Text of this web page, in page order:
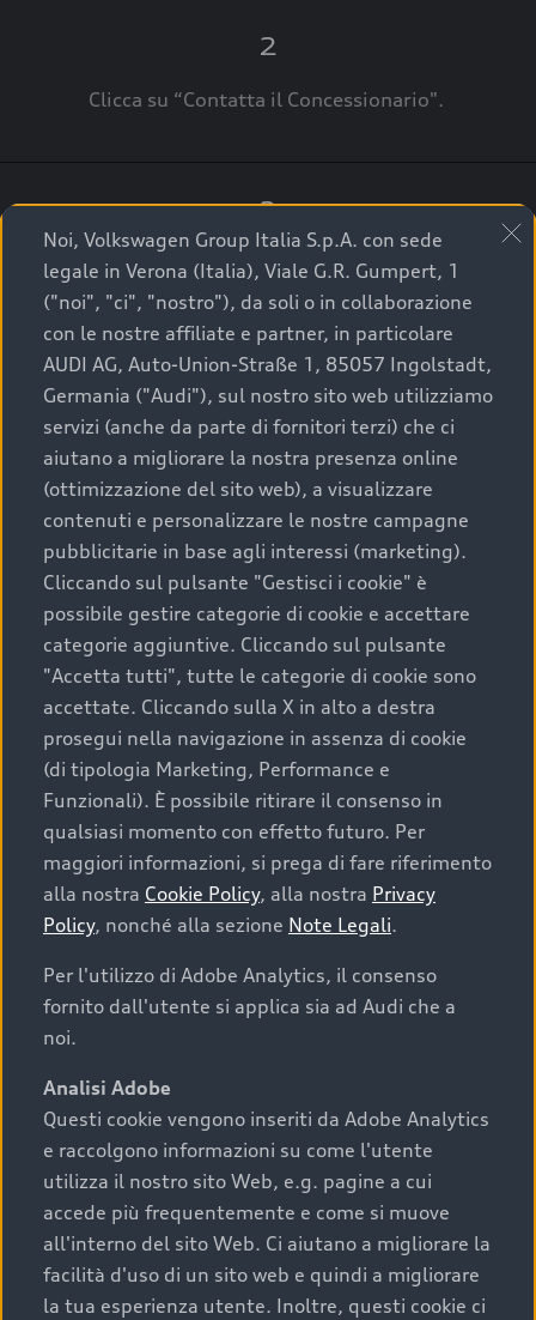
2
Clicca su “Contatta il Concessionario".
3
A breve verrai ricontattato dal Customer Care
Audi Center o direttamente dal Concessionario
che ti supporterà per finalizzare la tua richiesta.
La qualità di acquistare
un’auto usata Audi
Scegliere un’auto usata è una decisione che coniuga
convenienza, affidabilità e sostenibilità. Per fare un
acquisto sicuro, è essenziale considerare aspetti
determinanti come la garanzia inclusa e l’affidabilità del
marchio. Audi offre l’auto usata perfetta tramite Audi
Prima Scelta :plus
Cosa sapere prima di
acquistare la tua prossima
auto
I requisiti fondamentali da considerare prima di
acquistare un’auto usata, oltre al prezzo e all'aspetto,
chilometraggio: un valore contenuto corrisponde a
uno stato migliore del veicolo e a una maggiore
durata nel tempo;
cronologia dei tagliandi: una documentazione
completa della vettura certifica una manutenzione
costante e accurata;
Noi, Volkswagen Group Italia S.p.A. con sede
legale in Verona (Italia), Viale G.R. Gumpert, 1
("noi", "ci", "nostro"), da soli o in collaborazione
con le nostre affiliate e partner, in particolare
AUDI AG, Auto-Union-Straße 1, 85057 Ingolstadt,
Germania ("Audi"), sul nostro sito web utilizziamo
servizi (anche da parte di fornitori terzi) che ci
aiutano a migliorare la nostra presenza online
(ottimizzazione del sito web), a visualizzare
contenuti e personalizzare le nostre campagne
pubblicitarie in base agli interessi (marketing).
Cliccando sul pulsante "Gestisci i cookie" è
possibile gestire categorie di cookie e accettare
categorie aggiuntive. Cliccando sul pulsante
"Accetta tutti", tutte le categorie di cookie sono
accettate. Cliccando sulla X in alto a destra
prosegui nella navigazione in assenza di cookie
(di tipologia Marketing, Performance e
Funzionali). È possibile ritirare il consenso in
qualsiasi momento con effetto futuro. Per
maggiori informazioni, si prega di fare riferimento
alla nostra Cookie Policy, alla nostra Privacy
Policy, nonché alla sezione Note Legali.
Per l'utilizzo di Adobe Analytics, il consenso
fornito dall'utente si applica sia ad Audi che a
noi.
Analisi Adobe
Questi cookie vengono inseriti da Adobe Analytics
e raccolgono informazioni su come l'utente
utilizza il nostro sito Web, e.g. pagine a cui
accede più frequentemente e come si muove
all'interno del sito Web. Ci aiutano a migliorare la
facilità d'uso di un sito web e quindi a migliorare
la tua esperienza utente. Inoltre, questi cookie ci